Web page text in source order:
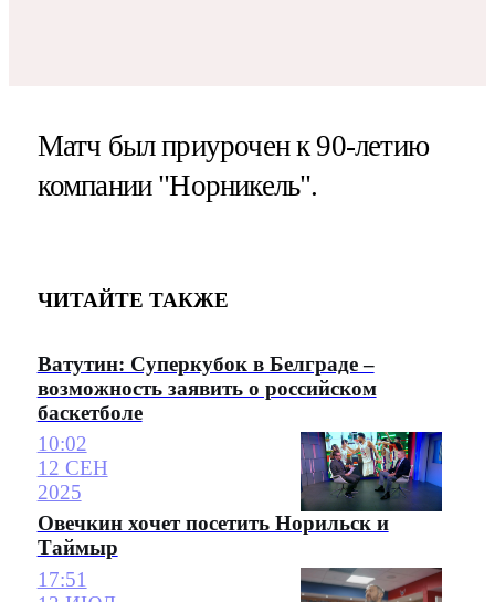
Матч был приурочен к 90-летию
компании "Норникель".
ЧИТАЙТЕ ТАКЖЕ
Ватутин: Суперкубок в Белграде –
возможность заявить о российском
баскетболе
10:02
12 СЕН
2025
Овечкин хочет посетить Норильск и
Таймыр
17:51